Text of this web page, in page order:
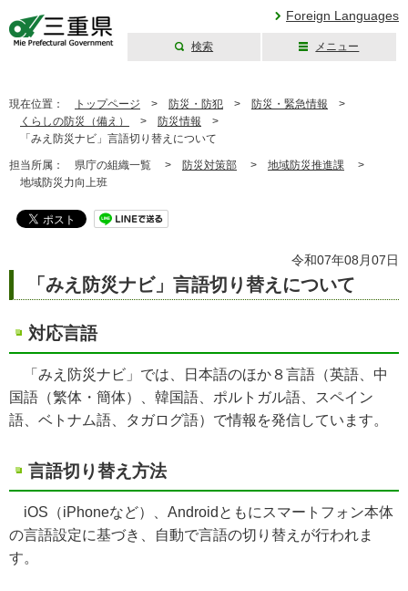
Foreign Languages
検索 メニュー
現在位置： トップページ > 防災・防犯 > 防災・緊急情報 >
くらしの防災（備え）
> 防災情報 >
「みえ防災ナビ」言語切り替えについて
担当所属： 県庁の組織一覧 > 防災対策部 > 地域防災推進課 >
地域防災力向上班
令和07年08月07日
「みえ防災ナビ」言語切り替えについて
対応言語
「みえ防災ナビ」では、日本語のほか８言語（英語、中
国語（繁体・簡体）、韓国語、ポルトガル語、スペイン
語、ベトナム語、タガログ語）で情報を発信しています。
言語切り替え方法
iOS（iPhoneなど）、Androidともにスマートフォン本体
の言語設定に基づき、自動で言語の切り替えが行われま
す。